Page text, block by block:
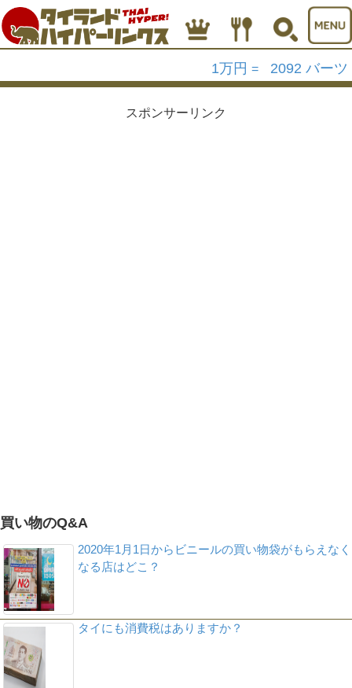
1万円 = 2092 バーツ
スポンサーリンク
買い物のQ&A
2020年1月1日からビニールの買い物袋がもらえなく
なる店はどこ？
タイにも消費税はありますか？